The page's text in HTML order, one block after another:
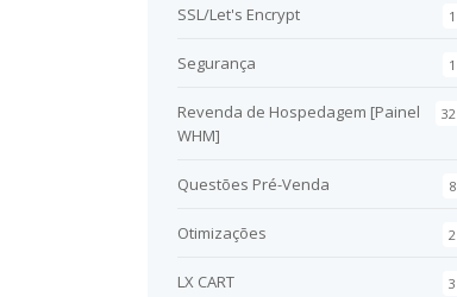
1
SSL/Let's Encrypt
1
Segurança
32
Revenda de Hospedagem [Painel
WHM]
8
Questões Pré-Venda
2
Otimizações
3
LX CART